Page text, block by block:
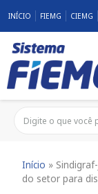
INÍCIO FIEMG CIEMG
Início »
do setor para